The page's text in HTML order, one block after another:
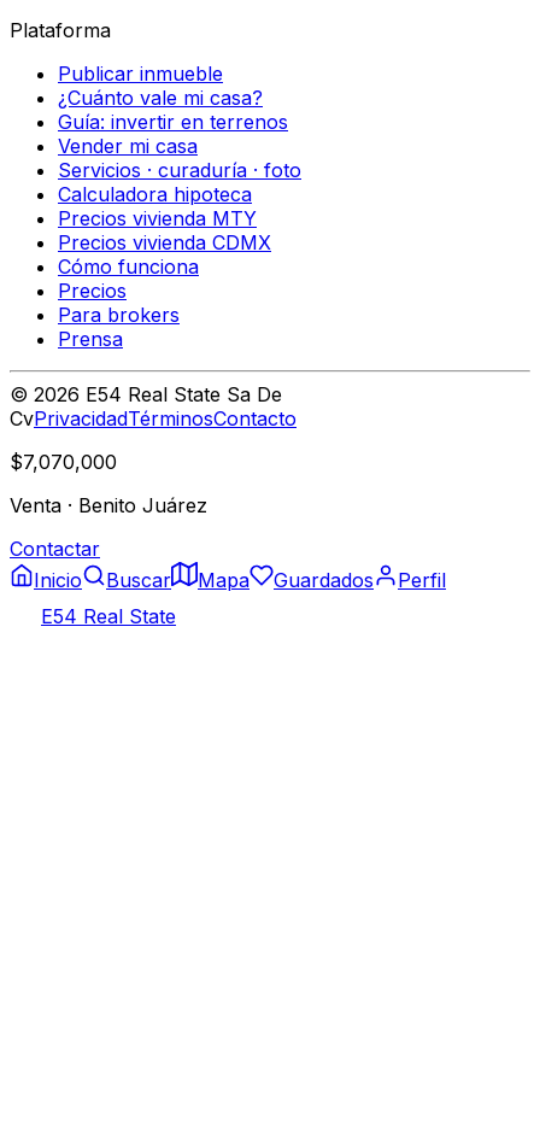
Plataforma
Publicar inmueble
¿Cuánto vale mi casa?
Guía: invertir en terrenos
Vender mi casa
Servicios · curaduría · foto
Calculadora hipoteca
Precios vivienda MTY
Precios vivienda CDMX
Cómo funciona
Precios
Para brokers
Prensa
© 2026 E54 Real State Sa De
CvPrivacidadTérminosContacto
$7,070,000
Venta · Benito Juárez
Contactar
Inicio
Buscar Mapa Guardados
Perfil
E54 Real State